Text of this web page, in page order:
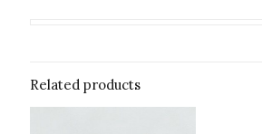
Related products